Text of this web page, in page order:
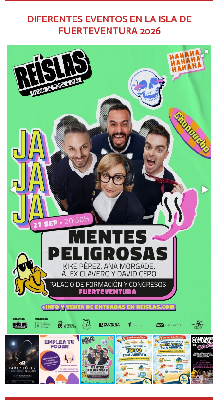
DIFERENTES EVENTOS EN LA ISLA DE
FUERTEVENTURA 2026